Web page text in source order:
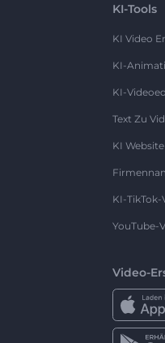
KI-Tools
KI Video
KI-
KI-
Text Zu
KI
KI-
YouTube-
Video-